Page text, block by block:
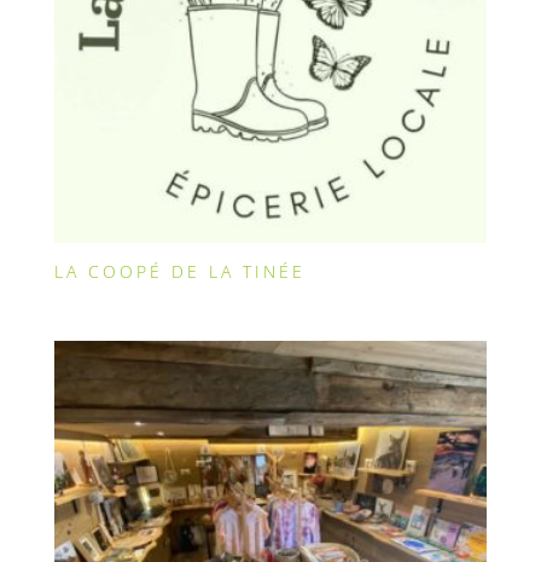
LA COOPÉ DE LA TINÉE